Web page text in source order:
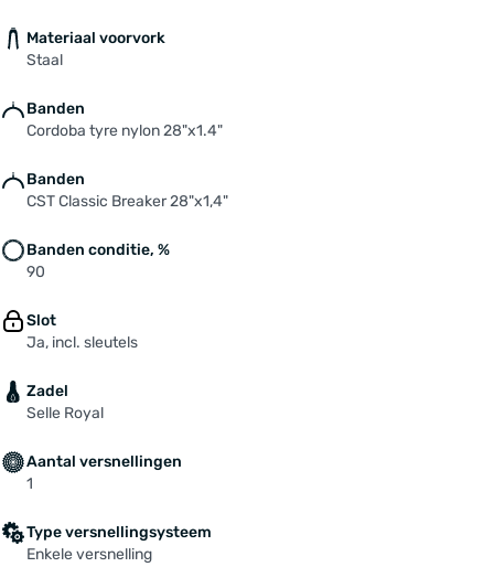
Materiaal voorvork
Staal
Banden
Cordoba tyre nylon 28"x1.4"
Banden
CST Classic Breaker 28"x1,4"
Banden conditie, %
90
Slot
Ja, incl. sleutels
Zadel
Selle Royal
Aantal versnellingen
1
Type versnellingsysteem
Enkele versnelling